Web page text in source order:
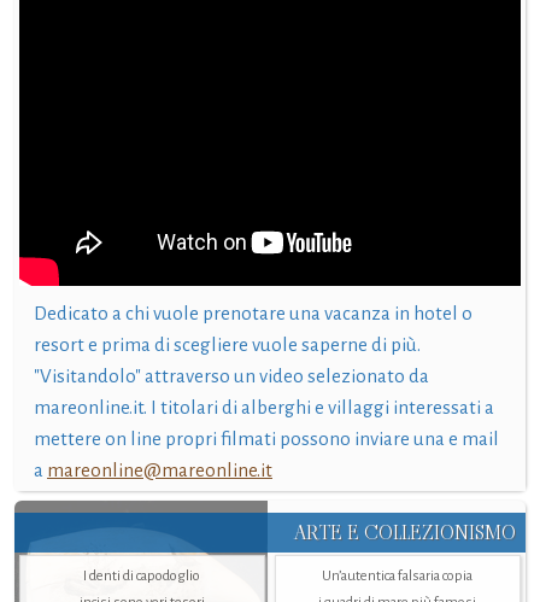
Dedicato a chi vuole prenotare una vacanza in hotel o
resort e prima di scegliere vuole saperne di più.
"Visitandolo" attraverso un video selezionato da
mareonline.it. I titolari di alberghi e villaggi interessati a
mettere on line propri filmati possono inviare una e mail
a mareonline@mareonline.it
ARTE E COLLEZIONISMO
I denti di capodoglio
Un’autentica falsaria copia